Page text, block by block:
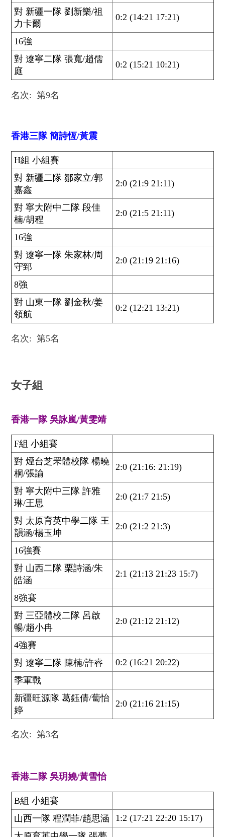
對 新疆一隊 劉新樂/祖
力卡爾
0:2 (14:21 17:21)
16強
對 遼寧二隊 張寬/趙儒
庭
0:2 (15:21 10:21)
名次: 第9名
香港三隊 簡詩恆/黃震
H組 小組賽
對 新疆二隊 鄒家立/郭
嘉鑫
2:0 (21:9 21:11)
對 寧大附中二隊 段佳
楠/胡程
2:0 (21:5 21:11)
16強
對 遼寧一隊 朱家林/周
守郅
2:0 (21:19 21:16)
8強
對 山東一隊 劉金秋/姜
領航
0:2 (12:21 13:21)
名次: 第5名
女子組
香港一隊 吳詠嵐/黃雯靖
F組 小組賽
對 煙台芝罘體校隊 楊曉
桐/張諭
2:0 (21:16: 21:19)
對 寧大附中三隊 許雅
琳/王思
2:0 (21:7 21:5)
對 太原育英中學二隊 王
韻涵/楊玉坤
2:0 (21:2 21:3)
16強賽
對 山西二隊 栗詩涵/朱
皓涵
2:1 (21:13 21:23 15:7)
8強賽
對 三亞體校二隊 呂啟
暢/趙小冉
2:0 (21:12 21:12)
4強賽
對 遼寧二隊 陳楠/許睿
0:2 (16:21 20:22)
季軍戰
新疆旺源隊 葛鈺倩/蔔怡
婷
2:0 (21:16 21:15)
名次: 第3名
香港二隊 吳玥嬈/黃雪怡
B組 小組賽
山西一隊 程潤菲/趙思涵
1:2 (17:21 22:20 15:17)